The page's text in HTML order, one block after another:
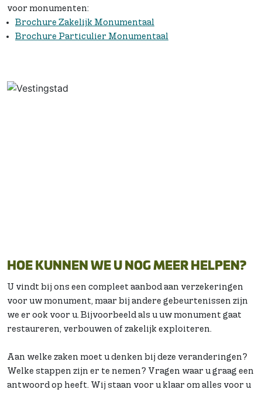
voor monumenten:
Brochure Zakelijk Monumentaal
Brochure Particulier Monumentaal
HOE KUNNEN WE U NOG MEER HELPEN?
U vindt bij ons een compleet aanbod aan verzekeringen
voor uw monument, maar bij andere gebeurtenissen zijn
we er ook voor u. Bijvoorbeeld als u uw monument gaat
restaureren, verbouwen of zakelijk exploiteren.
Aan welke zaken moet u denken bij deze veranderingen?
Welke stappen zijn er te nemen? Vragen waar u graag een
antwoord op heeft. Wij staan voor u klaar om alles voor u